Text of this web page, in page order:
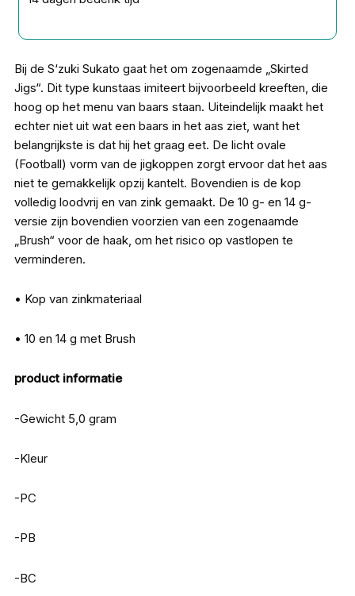
Bij de S‘zuki Sukato gaat het om zogenaamde „Skirted
Jigs“. Dit type kunstaas imiteert bijvoorbeeld kreeften, die
hoog op het menu van baars staan. Uiteindelijk maakt het
echter niet uit wat een baars in het aas ziet, want het
belangrijkste is dat hij het graag eet. De licht ovale
(Football) vorm van de jigkoppen zorgt ervoor dat het aas
niet te gemakkelijk opzij kantelt. Bovendien is de kop
volledig loodvrij en van zink gemaakt. De 10 g- en 14 g-
versie zijn bovendien voorzien van een zogenaamde
„Brush“ voor de haak, om het risico op vastlopen te
verminderen.
• Kop van zinkmateriaal
• 10 en 14 g met Brush
product informatie
-Gewicht 5,0 gram
-Kleur
-PC
-PB
-BC